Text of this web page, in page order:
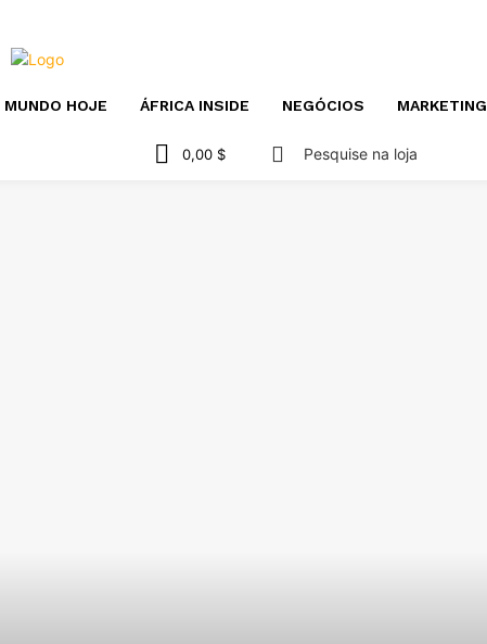
MUNDO HOJE ÁFRICA INSIDE NEGÓCIOS MARKETING
0,00 $ Pesquise na loja